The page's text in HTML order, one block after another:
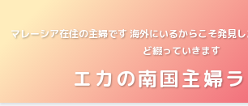
マレーシア在住の主婦です 海外にいるからこそ発見
ど綴っていきます
エカの南国主婦